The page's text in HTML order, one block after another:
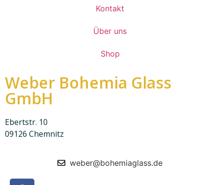
Kontakt
Über uns
Shop
Weber Bohemia Glass
GmbH
Ebertstr. 10
09126 Chemnitz
weber@bohemiaglass.de